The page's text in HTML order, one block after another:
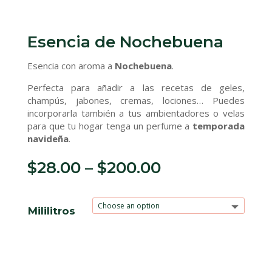
Esencia de Nochebuena
Esencia con aroma a Nochebuena.
Perfecta para añadir a las recetas de geles,
champús, jabones, cremas, lociones… Puedes
incorporarla también a tus ambientadores o velas
para que tu hogar tenga un perfume a temporada
navideña.
$28.00– $200.00
Mililitros